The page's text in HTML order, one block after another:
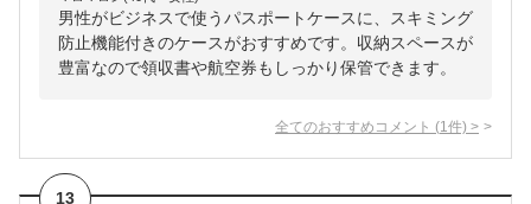
男性がビジネスで使うパスポートケースに、スキミング
防止機能付きのケースがおすすめです。収納スペースが
豊富なので領収書や航空券もしっかり保管できます。
全てのおすすめコメント (1 件) >
13